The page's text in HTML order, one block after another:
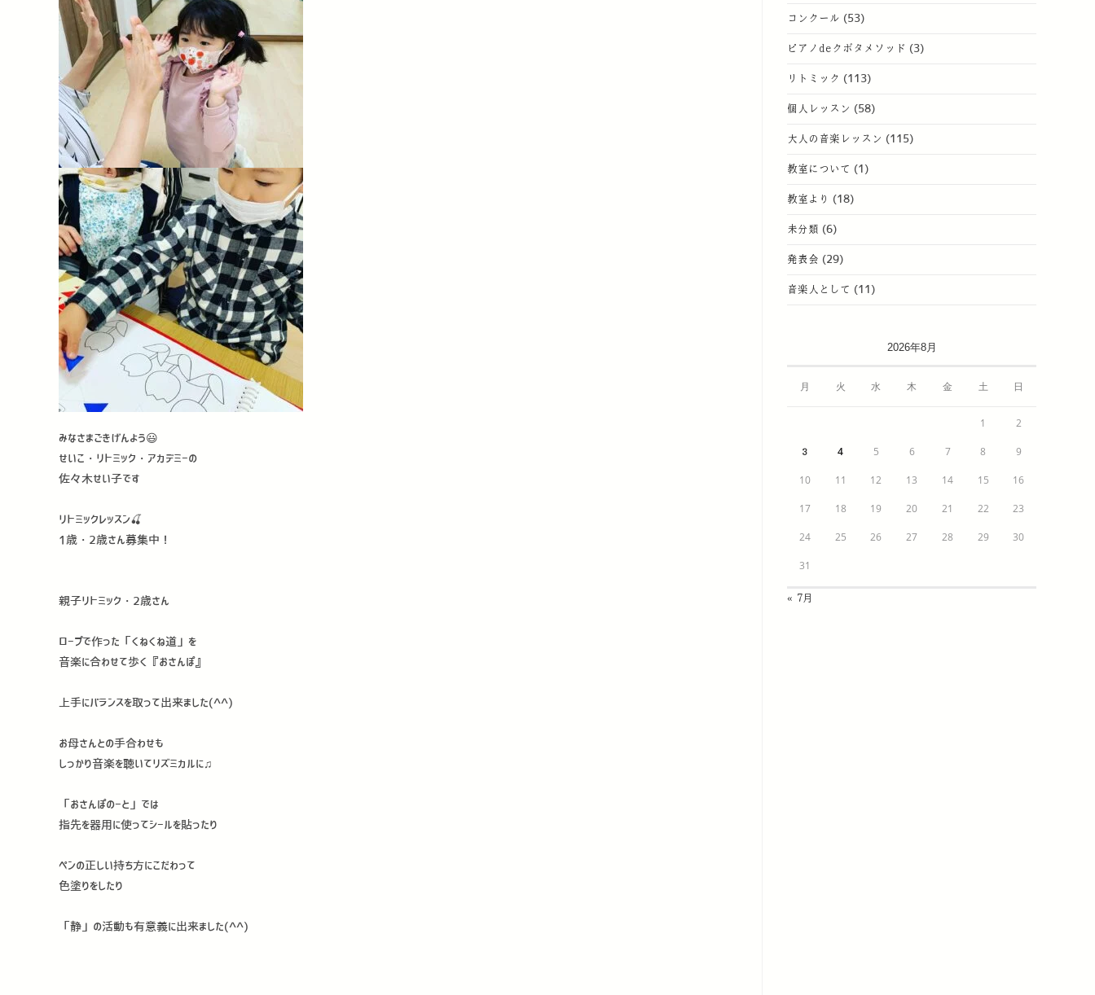
みなさまごきげんよう😃
せいこ・リトミック・アカデミーの
佐々木せい子です
リトミックレッスン🍒
1歳・2歳さん募集中！
親子リトミック・2歳さん
ロープで作った「くねくね道」を
音楽に合わせて歩く『おさんぽ』
上手にバランスを取って出来ました(^^)
お母さんとの手合わせも
しっかり音楽を聴いてリズミカルに♫
「おさんぽのーと」では
指先を器用に使ってシールを貼ったり
ペンの正しい持ち方にこだわって
色塗りをしたり
「静」の活動も有意義に出来ました(^^)
コンクール (53)
ピアノdeクボタメソッド (3)
リトミック (113)
個人レッスン (58)
大人の音楽レッスン (115)
教室について (1)
教室より (18)
未分類 (6)
発表会 (29)
音楽人として (11)
2026年8月
月 火 水 木 金 土 日
1 2
3 4 5 6 7 8 9
10 11 12 13 14 15 16
17 18 19 20 21 22 23
24 25 26 27 28 29 30
31
« 7月